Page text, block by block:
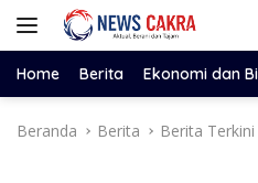
Langsung
Home Berita Ekonomi dan
Beranda Berita Berita Terkini